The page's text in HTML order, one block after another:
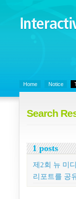
PR 2.0
Home Notice
Search
1 posts
제2회 뉴 미
리포트를 공